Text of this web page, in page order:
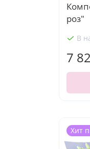
роз"
В
7
Хит